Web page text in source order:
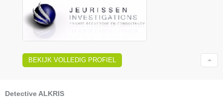
BEKIJK VOLLEDIG PROFIEL
Detective ALKRIS